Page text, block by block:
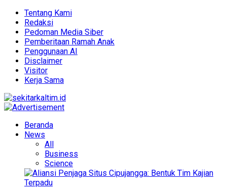
Tentang Kami
Redaksi
Pedoman Media Siber
Pemberitaan Ramah Anak
Penggunaan AI
Disclaimer
Visitor
Kerja Sama
Beranda
News
All
Business
Science